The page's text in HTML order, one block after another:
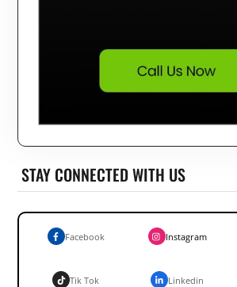
STAY CONNECTED WITH US
Facebook Instagram
Tik Tok Linkedin